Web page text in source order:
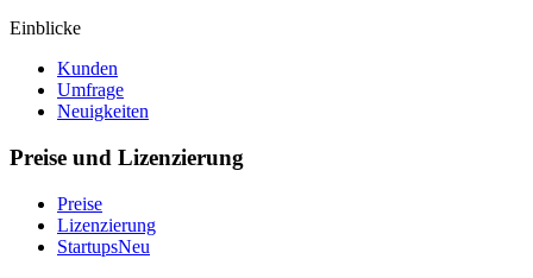
Einblicke
Kunden
Umfrage
Neuigkeiten
Preise und Lizenzierung
Preise
Lizenzierung
StartupsNeu